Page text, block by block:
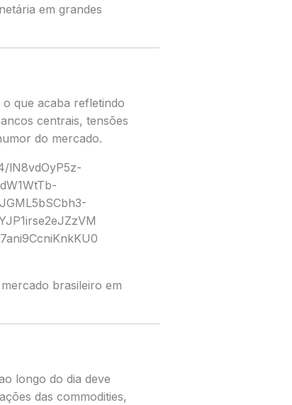
em grandes
que acaba refletindo
centrais, tensões
do mercado.
brasileiro em
longo do dia deve
das commodities,